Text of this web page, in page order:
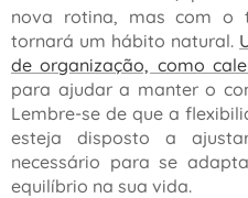
nova rotina, mas com o
tornará um hábito natural.
de organização, como
para ajudar a manter o
Lembre-se de que a
esteja disposto a
necessário para se
equilíbrio na sua vida.